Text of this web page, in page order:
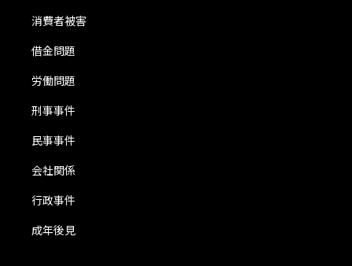
消費者被害
借金問題
労働問題
刑事事件
民事事件
会社関係
行政事件
成年後見